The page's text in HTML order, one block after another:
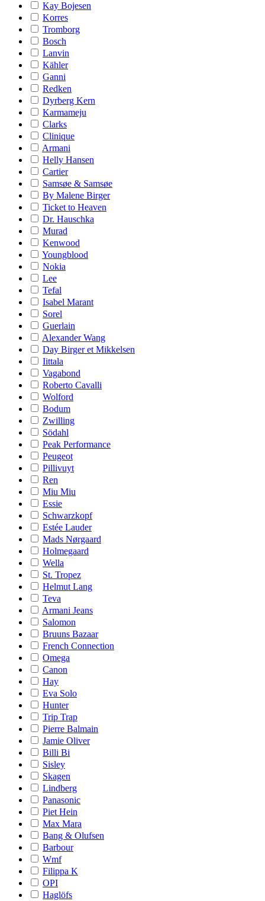
Kay Bojesen
Korres
Tromborg
Bosch
Lanvin
Kähler
Ganni
Redken
Dyrberg Kern
Karmameju
Clarks
Clinique
Armani
Helly Hansen
Cartier
Samsøe & Samsøe
By Malene Birger
Ticket to Heaven
Dr. Hauschka
Murad
Kenwood
Youngblood
Nokia
Lee
Tefal
Isabel Marant
Sorel
Guerlain
Alexander Wang
Day Birger et Mikkelsen
Iittala
Vagabond
Roberto Cavalli
Wolford
Bodum
Zwilling
Södahl
Peak Performance
Peugeot
Pillivuyt
Ren
Miu Miu
Essie
Schwarzkopf
Estée Lauder
Mads Nørgaard
Holmegaard
Wella
St. Tropez
Helmut Lang
Teva
Armani Jeans
Salomon
Bruuns Bazaar
French Connection
Omega
Canon
Hay
Eva Solo
Hunter
Trip Trap
Pierre Balmain
Jamie Oliver
Billi Bi
Sisley
Skagen
Lindberg
Panasonic
Piet Hein
Max Mara
Bang & Olufsen
Barbour
Wmf
Filippa K
OPI
Haglöfs